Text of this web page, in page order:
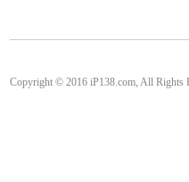
Copyright © 2016 iP138.com, All Rights